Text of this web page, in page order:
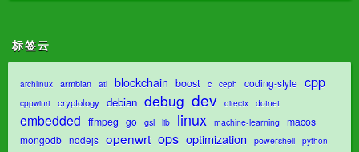
标签云
archlinux armbian atl blockchain boost c ceph coding-style cpp
cppwinrt cryptology debian debug dev directx dotnet
embedded ffmpeg go gsl lib linux machine-learning macos
mongodb nodejs openwrt ops optimization powershell
python